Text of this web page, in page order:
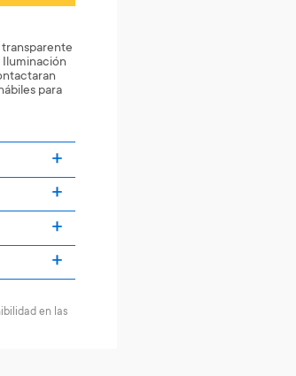
Iluminación
para
en las